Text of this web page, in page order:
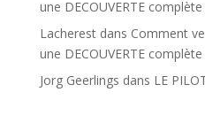
une DECOUVERTE complète
Lacherestdans Comment
une DECOUVERTE complète
Jorg Geerlings dans LE